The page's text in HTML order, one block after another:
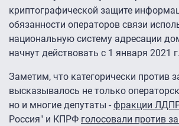
криптографической защите
обязанности операторов связи
национальную систему адресации
начнут действовать с 1 января 2021 г.
Заметим, что категорически против
высказывалось не только
но и многие депутаты - фракции ЛДПР
Россия" и КПРФ голосовали против